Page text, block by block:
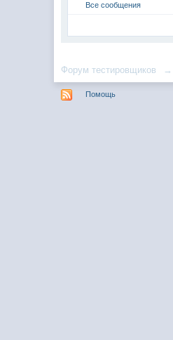
Все сообщения
Форум тестировщиков →
Помощь